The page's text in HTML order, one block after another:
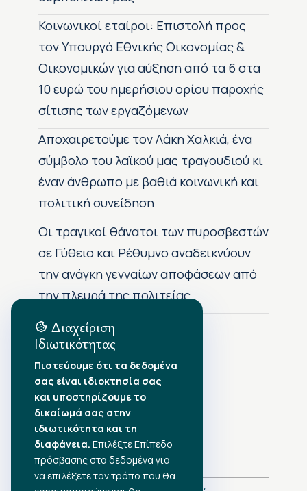
Κοινωνικοί εταίροι: Επιστολή προς
τον Υπουργό Εθνικής Οικονομίας &
Οικονομικών για αύξηση από τα 6 στα
10 ευρώ του ημερήσιου ορίου παροχής
σίτισης των εργαζόμενων
Αποχαιρετούμε τον Λάκη Χαλκιά, ένα
σύμβολο του λαϊκού μας τραγουδιού κι
έναν άνθρωπο με βαθιά κοινωνική και
πολιτική συνείδηση
Οι τραγικοί θάνατοι των πυροσβεστών
σε Γύθειο και Ρέθυμνο αναδεικνύουν
την ανάγκη γενναίων αποφάσεων από
την πλευρά της πολιτείας
Αρχείο Δημοσιεύσεων
•Αύγουστος 2026
•Ιούλιος 2026
•Ιούνιος 2026
•Μάιος 2026
•Απρίλιος 2026
•Μάρτιος 2026
Διαχείριση
Ιδιωτικότητας
Πιστεύουμε ότι τα δεδομένα
σας είναι ιδιοκτησία σας
και υποστηρίζουμε το
δικαίωμά σας στην
ιδιωτικότητα και τη
διαφάνεια. Επιλέξτε Επίπεδο
πρόσβασης στα δεδομένα για
να επιλέξετε τον τρόπο που θα